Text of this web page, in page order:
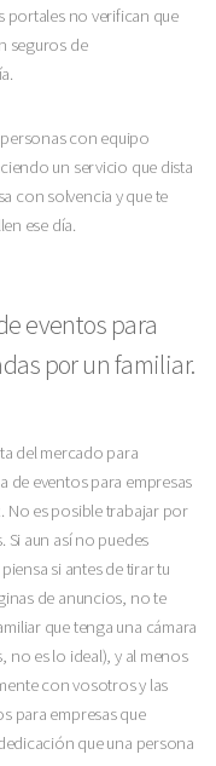
portales no verifican que
seguros de
con equipo
un servicio que dista
con solvencia y que te
ese día.
eventos para
por un familiar.
del mercado para
eventos para empresas
No es posible trabajar por
aun así no puedes
si antes de tirar tu
de anuncios, no te
que tenga una cámara
no es lo ideal), y al menos
con vosotros y las
para empresas que
que una persona